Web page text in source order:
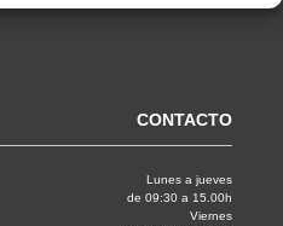
CONTACTO
Lunes a jueves
de 09:30 a 15.00h
Viernes